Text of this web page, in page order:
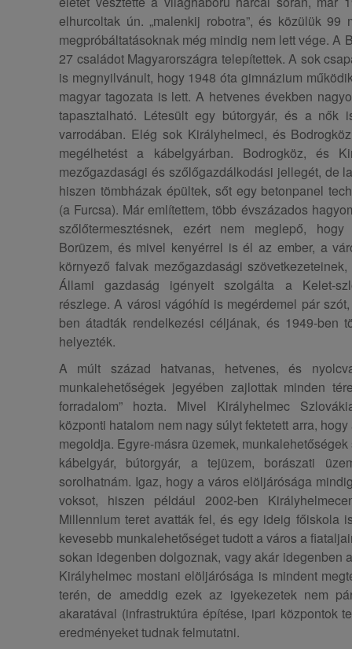
elhurcoltak ún. „malenkij robotra”, és közülük
megpróbáltatásoknak még mindig nem lett vége. A
27 családot Magyarországra telepítettek. A sok
is megnyilvánult, hogy 1948 óta gimnázium
magyar tagozata is lett. A hetvenes években
tapasztalható. Létesült egy bútorgyár, és a nők
varrodában. Elég sok Királyhelmeci, és
megélhetést a kábelgyárban. Bodrogköz, és
mezőgazdasági és szőlőgazdálkodási jellegét, de
hiszen tömbházak épültek, sőt egy betonpanel
(a Furcsa). Már említettem, több évszázados
szőlőtermesztésnek, ezért nem meglepő,
Borüzem, és mivel kenyérrel is él az ember, a
környező falvak mezőgazdasági
Állami gazdaság igényeit szolgálta a Kelet-
részlege. A városi vágóhíd is megérdemel pár
ben átadták rendelkezési céljának, és 1949-ben
helyezték.
A múlt század hatvanas, hetvenes, és
munkalehetőségek jegyében zajlottak minden
forradalom” hozta. Mivel Királyhelmec
központi hatalom nem nagy súlyt fektetett arra,
megoldja. Egyre-másra üzemek,
kábelgyár, bútorgyár, a tejüzem, borászati
sorolhatnám. Igaz, hogy a város elöljárósága
voksot, hiszen például 2002-ben
Millennium teret avatták fel, és egy ideig főiskola
kevesebb munkalehetőséget tudott a város a
sokan idegenben dolgoznak, vagy akár idegenben
Királyhelmec mostani elöljárósága is mindent
terén, de ameddig ezek az igyekezetek nem
akaratával (infrastruktúra építése, ipari központok
eredményeket tudnak felmutatni.